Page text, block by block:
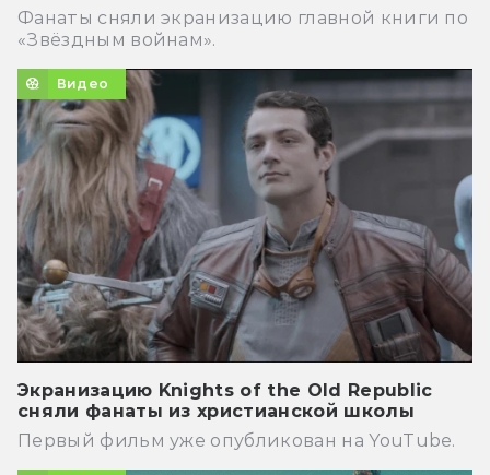
Фанаты сняли экранизацию главной книги по
«Звёздным войнам».
Видео
Экранизацию Knights of the Old Republic
сняли фанаты из христианской школы
Первый фильм уже опубликован на YouTube.